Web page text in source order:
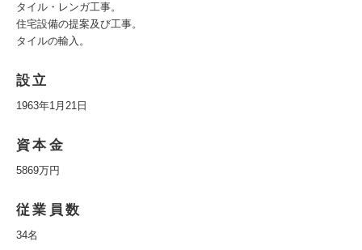
タイル・レンガ工事。
住宅設備の提案及び工事。
タイルの輸入。
設立
1963年1月21日
資本金
5869万円
従業員数
34名